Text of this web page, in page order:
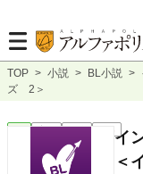
TOP > 小説 > BL小説 >
ズ 2＞
完結 長編
イ
＜